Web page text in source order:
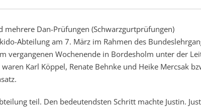
mehrere Dan-Prüfungen (Schwarzgurtprüfungen)
Abteilung am 7. März im Rahmen des
vergangenen Wochenende in Bordesholm unter der
Karl Köppel, Renate Behnke und Heike Mercsak
teil. Den bedeutendsten Schritt machte Justin.